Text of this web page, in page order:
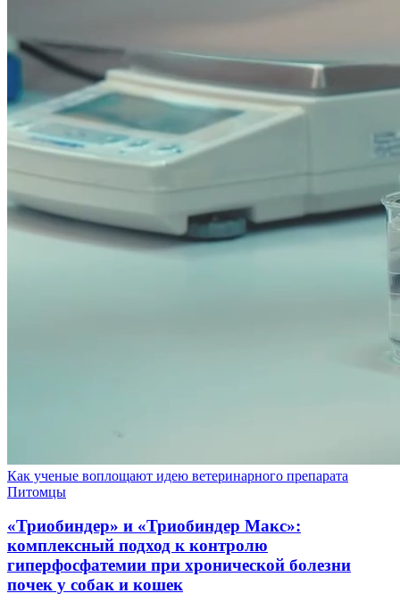
Как ученые воплощают идею ветеринарного препарата
Питомцы
«Триобиндер» и «Триобиндер Макс»:
комплексный подход к контролю
гиперфосфатемии при хронической болезни
почек у собак и кошек